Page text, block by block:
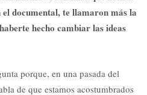
el documental, te llamaron más la
hecho cambiar las ideas
porque, en una pasada del
de que estamos acostumbrados